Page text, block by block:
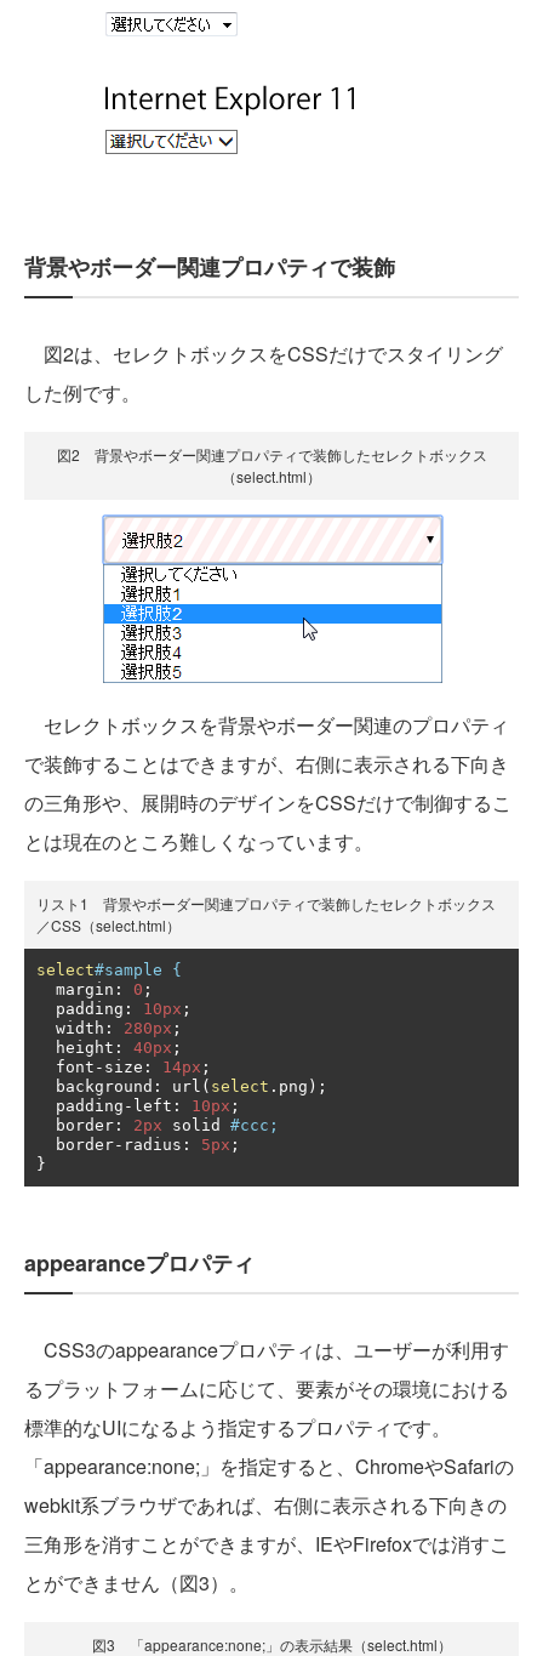
背景やボーダー関連プロパティで装飾
図2は、セレクトボックスをCSSだけでスタイリング
した例です。
図2 背景やボーダー関連プロパティで装飾したセレクトボックス
（select.html）
セレクトボックスを背景やボーダー関連のプロパティ
で装飾することはできますが、右側に表示される下向き
の三角形や、展開時のデザインをCSSだけで制御するこ
とは現在のところ難しくなっています。
リスト1 背景やボーダー関連プロパティで装飾したセレクトボックス
／CSS（select.html）
select#sample {
  margin
: 0 ;
  padding
: 10px ;
  width
: 280px ;
  height
: 40px ;
  font
- size : 14px ;
  background
: url ( select . png );
  padding
- left : 10px ;
  border
: 2px solid #ccc;
  border
- radius : 5px ;
}
appearanceプロパティ
CSS3のappearanceプロパティは、ユーザーが利用す
るプラットフォームに応じて、要素がその環境における
標準的なUIになるよう指定するプロパティです。
「appearance:none;」を指定すると、ChromeやSafariの
webkit系ブラウザであれば、右側に表示される下向きの
三角形を消すことができますが、IEやFirefoxでは消すこ
とができません（図3）。
図3 「appearance:none;」の表示結果（select.html）